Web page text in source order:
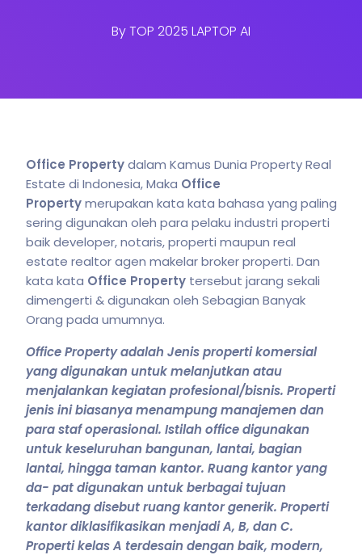
ByTOP 2025 LAPTOP AI
Office Propertydalam Kamus Dunia Property Real
Estate di Indonesia, Maka Office
Propertymerupakan kata kata bahasa yang paling
sering digunakan oleh para pelaku industri properti
baik developer, notaris, properti maupun real
estate realtor agen makelar broker properti. Dan
kata kata Office Property tersebut jarang sekali
dimengerti & digunakan oleh Sebagian Banyak
Orang pada umumnya.
Office Property adalah Jenis properti komersial
yang digunakan untuk melanjutkan atau
menjalankan kegiatan profesional/bisnis. Properti
jenis ini biasanya menampung manajemen dan
para staf operasional. Istilah office digunakan
untuk keseluruhan bangunan, lantai, bagian
lantai, hingga taman kantor. Ruang kantor yang
da- pat digunakan untuk berbagai tujuan
terkadang disebut ruang kantor generik. Properti
kantor diklasifikasikan menjadi A, B, dan C.
Properti kelas A terdesain dengan baik, modern,